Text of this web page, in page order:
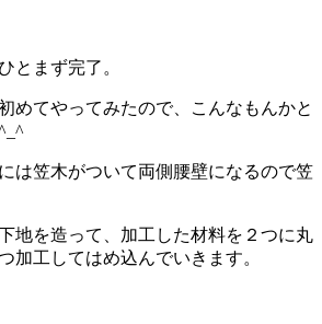
とまず完了。
めてやってみたので、こんなもんかと
は笠木がついて両側腰壁になるので笠
地を造って、加工した材料を２つに丸
加工してはめ込んでいきます。